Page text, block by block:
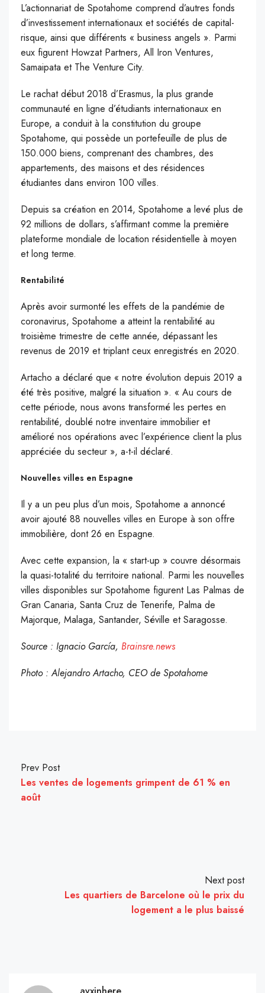
L’actionnariat de Spotahome comprend d’autres fonds
d’investissement internationaux et sociétés de capital-
risque, ainsi que différents « business angels ». Parmi
eux figurent Howzat Partners, All Iron Ventures,
Samaipata et The Venture City.
Le rachat début 2018 d’Erasmus, la plus grande
communauté en ligne d’étudiants internationaux en
Europe, a conduit à la constitution du groupe
Spotahome, qui possède un portefeuille de plus de
150.000 biens, comprenant des chambres, des
appartements, des maisons et des résidences
étudiantes dans environ 100 villes.
Depuis sa création en 2014, Spotahome a levé plus de
92 millions de dollars, s’affirmant comme la première
plateforme mondiale de location résidentielle à moyen
et long terme.
Rentabilité
Après avoir surmonté les effets de la pandémie de
coronavirus, Spotahome a atteint la rentabilité au
troisième trimestre de cette année, dépassant les
revenus de 2019 et triplant ceux enregistrés en 2020.
Artacho a déclaré que « notre évolution depuis 2019 a
été très positive, malgré la situation ». « Au cours de
cette période, nous avons transformé les pertes en
rentabilité, doublé notre inventaire immobilier et
amélioré nos opérations avec l’expérience client la plus
appréciée du secteur », a-t-il déclaré.
Nouvelles villes en Espagne
Il y a un peu plus d’un mois, Spotahome a annoncé
avoir ajouté 88 nouvelles villes en Europe à son offre
immobilière, dont 26 en Espagne.
Avec cette expansion, la « start-up » couvre désormais
la quasi-totalité du territoire national. Parmi les nouvelles
villes disponibles sur Spotahome figurent Las Palmas de
Gran Canaria, Santa Cruz de Tenerife, Palma de
Majorque, Malaga, Santander, Séville et Saragosse.
Source : Ignacio García, Brainsre.news
Photo : Alejandro Artacho, CEO de Spotahome
Prev Post
Les ventes de logements grimpent de 61 % en
août
Next post
Les quartiers de Barcelone où le prix du
logement a le plus baissé